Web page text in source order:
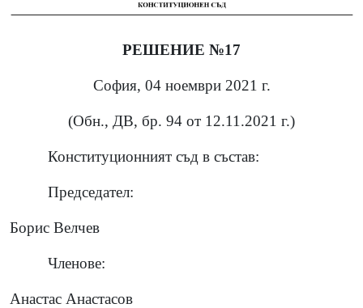
РЕШЕНИЕ №17
София, 04 ноември 2021 г.
(Обн., ДВ, бр. 94 от 12.11.2021 г.)
Конституционният съд в състав:
Председател:
Борис Велчев
Членове:
Анастас Анастасов